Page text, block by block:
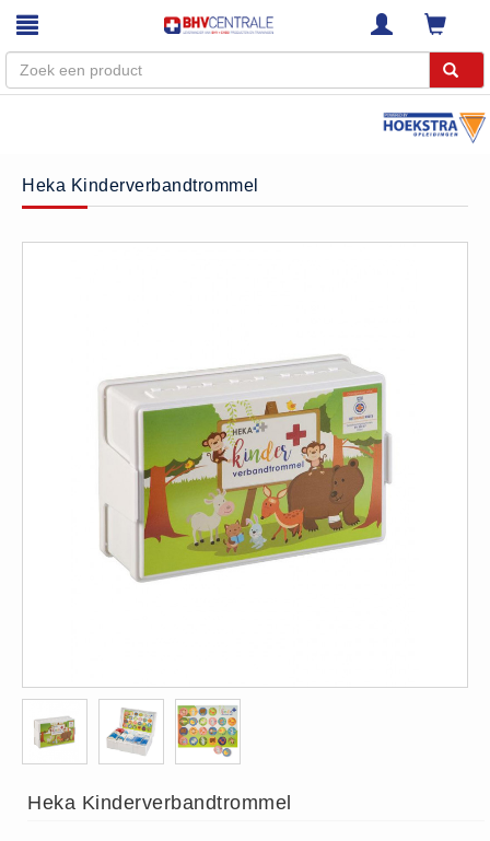
Home
Webshop
Trainingen
Bedrijfsnoodplannen
Plattegronden
VCA Trajecten
ISO 9001 Begeleiding
Evenementenveiligheid
Inspectiecentrale
Betalingsmogelijkheden
Klachten
Privacy
Verzending
Heka Kinderverbandtrommel
Heka Kinderverbandtrommel